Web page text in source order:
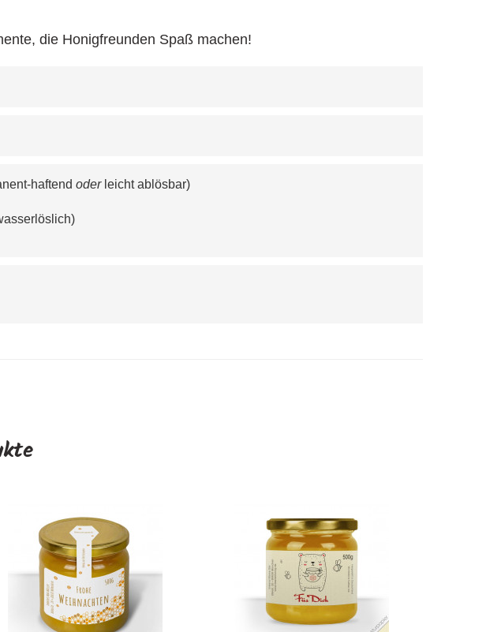
die Honigfreunden Spaß machen!
haftend oder leicht ablösbar)